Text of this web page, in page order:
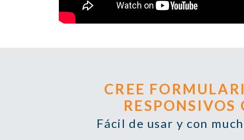
CREE
RESPONSIVOS
Fácil de usar y con